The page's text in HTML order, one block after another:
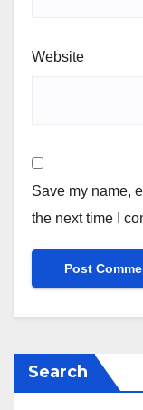
Website
Save my name,
the next time I
Search